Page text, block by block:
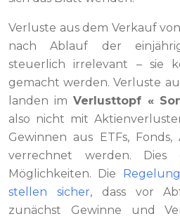
Verluste aus dem Verkauf
nach Ablauf der
steuerlich irrelevant – sie
gemacht werden. Verluste
landen im Verlusttopf «
also nicht mit
Gewinnen aus ETFs,
verrechnet werden. Dies
Möglichkeiten. Die
stellen sicher, dass vor
zunächst Gewinne und